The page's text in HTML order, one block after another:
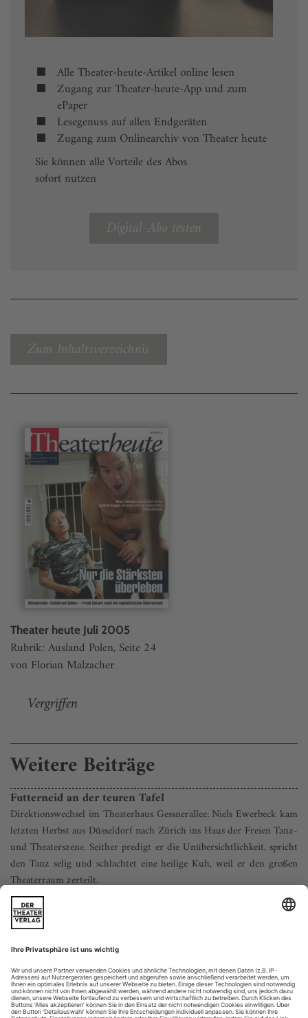
Alle Theater-heute-Artikel online lesen
Zugang zur Theater-heute-App und zum
ePaper
Lesegenuss auf allen Endgeräten
Zugang zum Onlinearchiv von Theater heute
Sie können alle Vorteile des Abos
sofort nutzen
Digital-Abo testen
Zum Inhaltsverzeichnis
Theater heute Juli 2005
Rubrik: Ausland Polen, Seite 24
von Florian Malzacher
Vergriffen
Weitere Beiträge
Futterneid an der teuren Tafel
Direktionswechsel im Theaterhaus Gessnerallee: Niels Ewerbeck kam
letzten Herbst aus Düsseldorf nach Zürich ins Haus der Freien Tanz-
und Theaterszene. Seither predigt er die Unübersichtlichkeit, spricht
den Tanz selig und schlachtet eine heilige Kuh, weil er den großen
Theaterraum zerteilt.
Über den Mittag essen auch schon mal Banker im schönen
Biergarten. Keine Würste, eher Piccata Milanese oder ein
szenenunspezifisches Publikum im Restaurant Reithalle jene
Art von Allerwelts-Disco, die man in ihrem unverfrorenen
Balzritual provinziell nennen mag. Und am Abend erwartet
das Publikum in den ehemaligen...